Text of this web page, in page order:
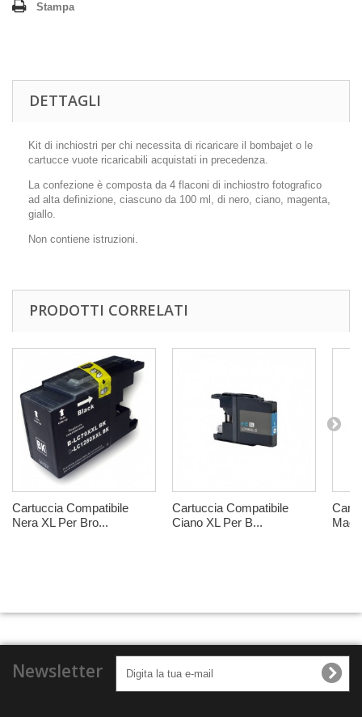
Stampa
DETTAGLI
Kit di inchiostri per chi necessita di ricaricare il bombajet o le
cartucce vuote ricaricabili acquistati in precedenza.
La confezione è composta da 4 flaconi di inchiostro fotografico
ad alta definizione, ciascuno da 100 ml, di nero, ciano, magenta,
giallo.
Non contiene istruzioni.
PRODOTTI CORRELATI
Cartuccia Compatibile
Nera XL Per Bro...
Cartuccia Compatibile
Ciano XL Per B...
Newsletter